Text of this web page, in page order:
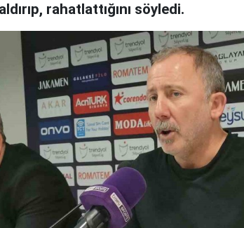
rahatlattığını söyledi.